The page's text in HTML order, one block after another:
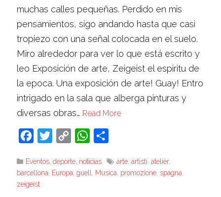
muchas calles pequeñas. Perdido en mis
pensamientos, sigo andando hasta que casi
tropiezo con una señal colocada en el suelo.
Miro alrededor para ver lo que está escrito y
leo Exposición de arte, Zeigeist el espiritu de
la epoca. Una exposición de arte! Guay! Entro
intrigado en la sala que alberga pinturas y
diversas obras… Read More
Facebook
Twitter Copy
WhatsApp
Eventos, deporte, noticias arte ,artisti ,atelier,
barcellona
Europa ,guell Musica promozione spagna
zeigeist